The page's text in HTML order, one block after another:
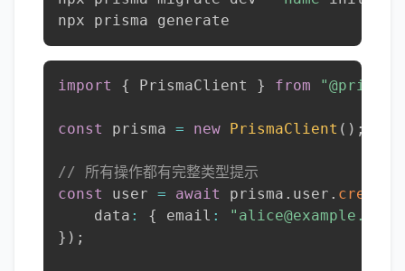
npx prisma generate
import { PrismaClient } from
const prisma = new PrismaClient ( ) ;
// 所有操作都有完整类型提示
const
user = await prisma . user . create
    data
: { email : "alice@example.com"
} ) ;